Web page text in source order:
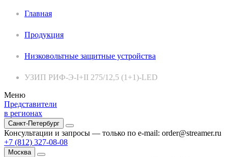
Главная
Продукция
Низковольтные защитные устройства
УЗИП РИФ-Э-I+II 275/12,5 (1+1)-LED
Меню
Представители
в регионах
Санкт-Петербург
Консультации и запросы — только по e-mail: order@streamer.ru
+7 (812) 327-08-08
Москва